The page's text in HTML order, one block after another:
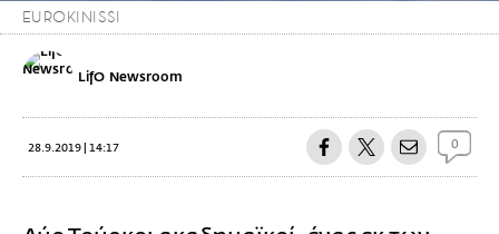
EUROKINISSI
LifO Newsroom
28.9.2019 | 14:17 0